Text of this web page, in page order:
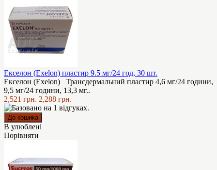
Екселон (Exelon) пластир 9.5 мг/24 год, 30 шт.
Екселон (Exelon) Трансдермальний пластир 4,6 мг/24 години,
9,5 мг/24 години, 13,3 мг..
2,521 грн. 2,288 грн.
В улюблені
Порівняти